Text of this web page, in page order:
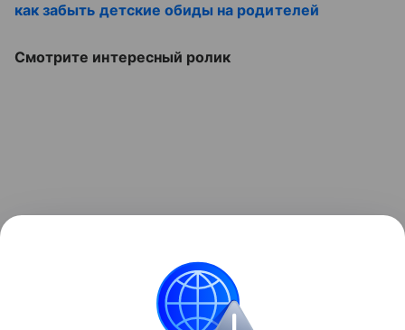
как забыть детские обиды на родителей
Смотрите интересный ролик